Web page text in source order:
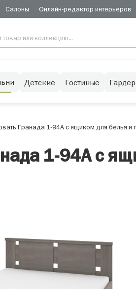
Салоны Онлайн-редактор интерьеров
Детские Гостиные
Гранада 1-94А с ящиком для белья
1-94А с